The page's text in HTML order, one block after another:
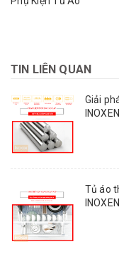
TIN LIÊN QUAN
Giải
Tủ áo
INOXEN